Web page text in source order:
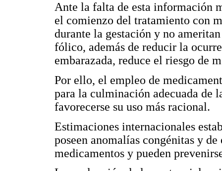
Ante la falta de esta información
el comienzo del tratamiento con
durante la gestación y no
fólico, además de reducir la
embarazada, reduce el riesgo de
Por ello, el empleo de
para la culminación adecuada de
favorecerse su uso más racional.
Estimaciones internacionales
poseen anomalías congénitas y
medicamentos y pueden